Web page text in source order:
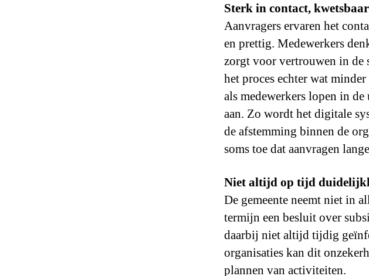
Sterk in contact,
Aanvragers ervaren het
en prettig. Medewerkers
zorgt voor vertrouwen in
het proces echter wat
als medewerkers lopen in
aan. Zo wordt het digitale
de afstemming binnen de
soms toe dat aanvragen
Niet altijd op tijd
De gemeente neemt niet in
termijn een besluit over
daarbij niet altijd tijdig
organisaties kan dit
plannen van activiteiten.